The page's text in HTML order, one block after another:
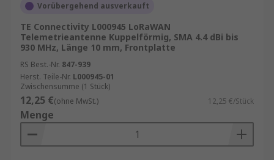
Vorübergehend ausverkauft
TE Connectivity L000945 LoRaWAN
Telemetrieantenne Kuppelförmig, SMA 4.4 dBi bis
930 MHz, Länge 10 mm, Frontplatte
RS Best.-Nr. 847-939
Herst. Teile-Nr. L000945-01
Zwischensumme (1 Stück)
12,25 €(ohne MwSt.) 12,25 €/Stück
Menge